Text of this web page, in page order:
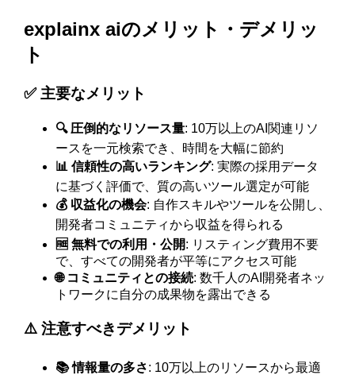
explainx aiのメリット・デメリッ
ト
✅ 主要なメリット
🔍 圧倒的なリソース量: 10万以上のAI関連リソ
ースを一元検索でき、時間を大幅に節約
📊 信頼性の高いランキング: 実際の採用データ
に基づく評価で、質の高いツール選定が可能
💰 収益化の機会: 自作スキルやツールを公開し、
開発者コミュニティから収益を得られる
🆓 無料での利用・公開: リスティング費用不要
で、すべての開発者が平等にアクセス可能
🌐 コミュニティとの接続: 数千人のAI開発者ネッ
トワークに自分の成果物を露出できる
⚠️ 注意すべきデメリット
📚 情報量の多さ: 10万以上のリソースから最適